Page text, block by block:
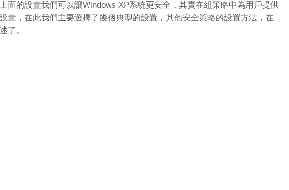
的設置我們可以讓Windows XP系統更安全，其實在組策略中為用戶提供
置，在此我們主要選擇了幾個典型的設置，其他安全策略的設置方法，在
了。